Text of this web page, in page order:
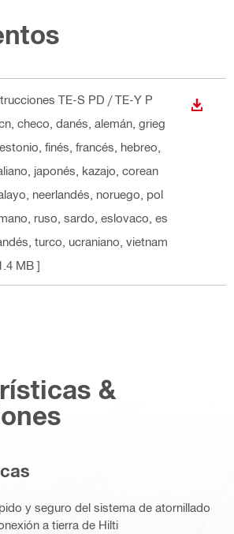
TE-S PD / TE-Y P
checo, danés, alemán, grieg
finés, francés, hebreo,
japonés, kazajo, corean
neerlandés, noruego, pol
ruso, sardo, eslovaco, es
turco, ucraniano, vietnam
MB ]
&
y seguro del sistema de atornillado
a tierra de Hilti